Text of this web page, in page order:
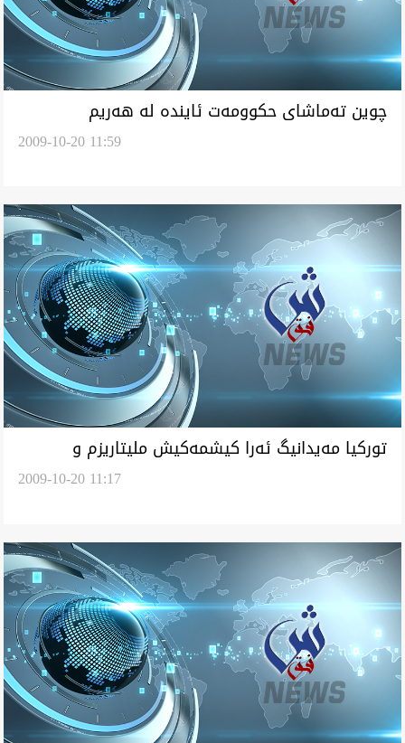
چوين ته‌ماشای حكوومه‌ت ئاينده‌ له‌ هه‌ريم
2009-10-20 11:59
توركيا مه‌يدانيگ ئه‌را كيشمه‌كيش مليتاريزم و
2009-10-20 11:17